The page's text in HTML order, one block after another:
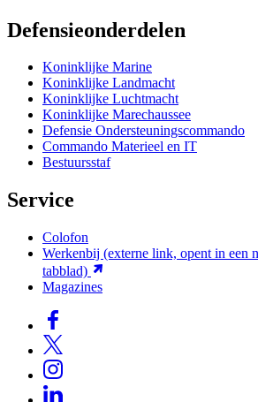
Defensieonderdelen
Koninklijke Marine
Koninklijke Landmacht
Koninklijke Luchtmacht
Koninklijke Marechaussee
Defensie Ondersteuningscommando
Commando Materieel en IT
Bestuursstaf
Service
Colofon
Werkenbij (externe link, opent in een
tabblad)
Magazines